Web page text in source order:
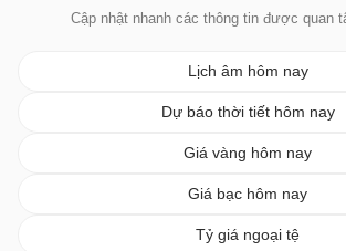
Cập nhật nhanh các thông tin được quan
Lịch âm hôm nay
Dự báo thời tiết hôm nay
Giá vàng hôm nay
Giá bạc hôm nay
Tỷ giá ngoại tệ